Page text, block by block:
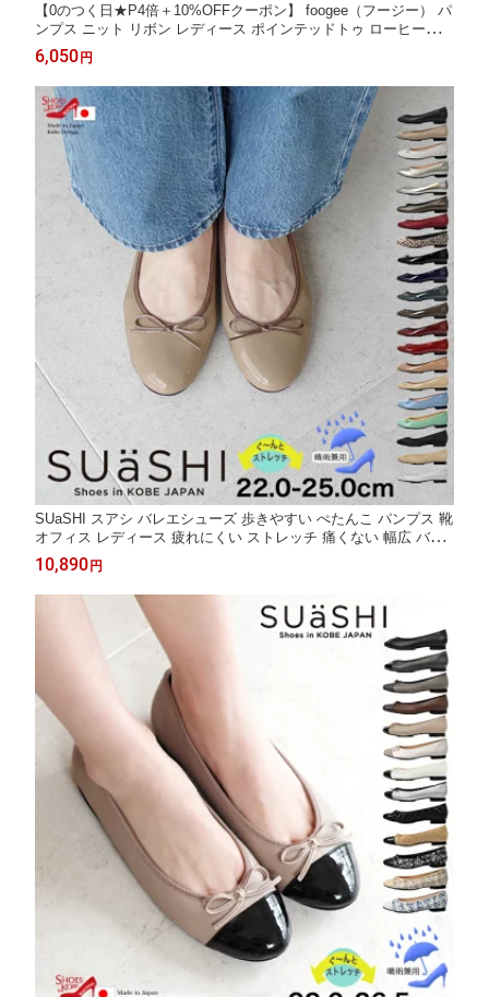
【0のつく日★P4倍＋10%OFFクーポン】 foogee（フージー） パ
ンプス ニット リボン レディース ポインテッドトゥ ローヒール 1
cm フラット 超軽量 軽い ノットリボン 柔らかい 美脚 上品 仕事
通勤 オフィスカジュアル きれいめ 春 夏 秋 [foo-fp-ms-2]
6,050円
SUaSHI スアシ バレエシューズ 歩きやすい ぺたんこ パンプス 靴
オフィス レディース 疲れにくい ストレッチ 痛くない 幅広 バレ
ーシューズ ぺたんこシューズ 大人かわいい くつレディース バレ
エ フラットシューズ リボン 結婚式 ローヒール 1.5cm 日本製 [F
OO-SN-R1631]
10,890円